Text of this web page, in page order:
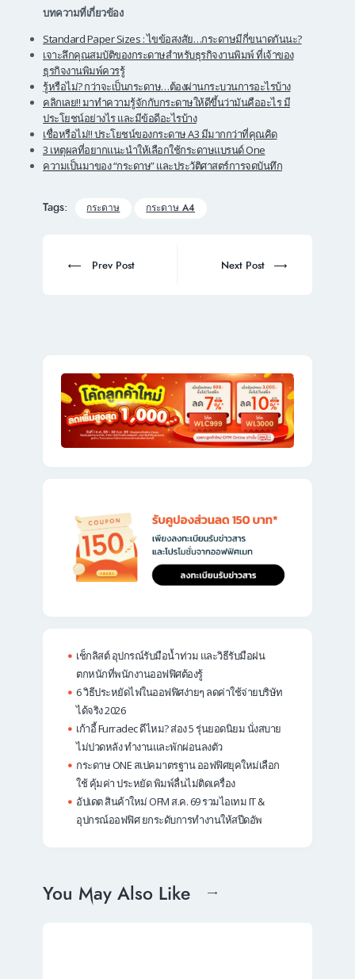
บทความที่เกี่ยวข้อง
Standard Paper Sizes : ไขข้อสงสัย…กระดาษมีกี่ขนาดกันนะ?
เจาะลึกคุณสมบัติของกระดาษสำหรับธุรกิจงานพิมพ์ ที่เจ้าของ
ธุรกิจงานพิมพ์ควรรู้
รู้หรือไม่? กว่าจะเป็นกระดาษ…ต้องผ่านกระบวนการอะไรบ้าง
คลิกเลย!! มาทำความรู้จักกับกระดาษให้ดีขึ้นว่ามันคืออะไร มี
ประโยชน์อย่างไร และมีข้อดีอะไรบ้าง
เชื่อหรือไม่!! ประโยชน์ของกระดาษ A3 มีมากกว่าที่คุณคิด
3 เหตุผลที่อยากแนะนำให้เลือกใช้กระดาษแบรนด์ One
ความเป็นมาของ “กระดาษ” และประวัติศาสตร์การจดบันทึก
Tags: กระดาษ กระดาษ A4
navigation
Prev
Prev Post
Next
Next Post
เช็กลิสต์ อุปกรณ์รับมือน้ำท่วม และวิธีรับมือฝน
ตกหนักที่พนักงานออฟฟิศต้องรู้
6 วิธีประหยัดไฟในออฟฟิศง่ายๆ ลดค่าใช้จ่ายบริษัท
ได้จริง 2026
เก้าอี้ Furradec ดีไหม? ส่อง 5 รุ่นยอดนิยม นั่งสบาย
ไม่ปวดหลัง ทำงานและพักผ่อนลงตัว
กระดาษ ONE สเปคมาตรฐาน ออฟฟิศยุคใหม่เลือก
ใช้ คุ้มค่า ประหยัด พิมพ์ลื่นไม่ติดเครื่อง
อัปเดต สินค้าใหม่ OFM ส.ค. 69 รวมไอเทม IT &
อุปกรณ์ออฟฟิศ ยกระดับการทำงานให้สปีดอัพ
You May Also Like